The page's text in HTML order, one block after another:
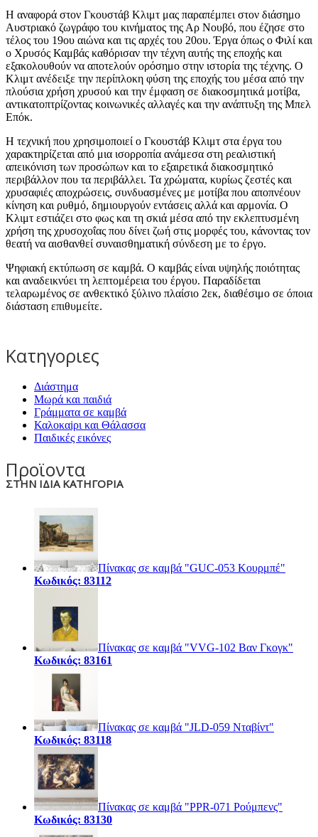
Η αναφορά στον Γκουστάβ Κλιμτ μας παραπέμπει στον διάσημο
Αυστριακό ζωγράφο του κινήματος της Αρ Νουβό, που έζησε στο
τέλος του 19ου αιώνα και τις αρχές του 20ου. Έργα όπως ο Φιλί και
ο Χρυσός Καμβάς καθόρισαν την τέχνη αυτής της εποχής και
εξακολουθούν να αποτελούν ορόσημο στην ιστορία της τέχνης. Ο
Κλιμτ ανέδειξε την περίπλοκη φύση της εποχής του μέσα από την
πλούσια χρήση χρυσού και την έμφαση σε διακοσμητικά μοτίβα,
αντικατοπτρίζοντας κοινωνικές αλλαγές και την ανάπτυξη της Μπελ
Επόκ.
Η τεχνική που χρησιμοποιεί ο Γκουστάβ Κλιμτ στα έργα του
χαρακτηρίζεται από μια ισορροπία ανάμεσα στη ρεαλιστική
απεικόνιση των προσώπων και το εξαιρετικά διακοσμητικό
περιβάλλον που τα περιβάλλει. Τα χρώματα, κυρίως ζεστές και
χρυσαφιές αποχρώσεις, συνδυασμένες με μοτίβα που αποπνέουν
κίνηση και ρυθμό, δημιουργούν εντάσεις αλλά και αρμονία. Ο
Κλιμτ εστιάζει στο φως και τη σκιά μέσα από την εκλεπτυσμένη
χρήση της χρυσοχοΐας που δίνει ζωή στις μορφές του, κάνοντας τον
θεατή να αισθανθεί συναισθηματική σύνδεση με το έργο.
Ψηφιακή εκτύπωση σε καμβά. Ο καμβάς είναι υψηλής ποιότητας
και αναδεικνύει τη λεπτομέρεια του έργου. Παραδίδεται
τελαρωμένος σε ανθεκτικό ξύλινο πλαίσιο 2εκ, διαθέσιμο σε όποια
διάσταση επιθυμείτε.
Κατηγοριες
Διάστημα
Μωρά και παιδιά
Γράμματα σε καμβά
Καλοκαiρι και Θάλασσα
Παιδικές εικόνες
Προϊοντα
ΣΤΗΝ ΙΔΙΑ ΚΑΤΗΓΟΡΙΑ
Πίνακας σε καμβά "GUC-053 Κουρμπέ"
Κωδικός: 83112
Πίνακας σε καμβά "VVG-102 Βαν Γκογκ"
Κωδικός: 83161
Πίνακας σε καμβά "JLD-059 Νταβίντ"
Κωδικός: 83118
Πίνακας σε καμβά "PPR-071 Ρούμπενς"
Κωδικός: 83130